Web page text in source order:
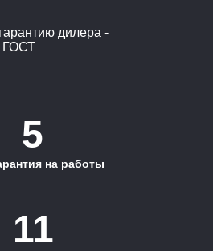
11
5
на работы
дилера -
ГОСТ